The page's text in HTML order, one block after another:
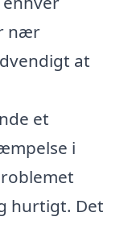
nær
at
et
i
hurtigt. Det